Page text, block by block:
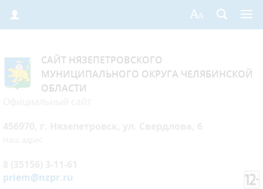
САЙТ НЯЗЕПЕТРОВСКОГО
МУНИЦИПАЛЬНОГО ОКРУГА ЧЕЛЯБИНСКОЙ
ОБЛАСТИ
priem@nzpr.ru